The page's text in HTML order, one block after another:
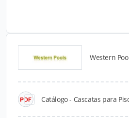
Western
Catálogo - Cascatas para
Catálogos para